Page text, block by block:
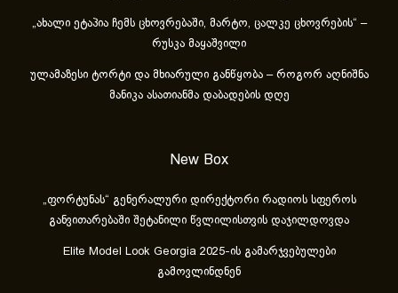
„ახა­ლი ეტა­პია ჩემს ცხოვ­რე­ბა­ში, მარ­ტო, ცალ­კე ცხოვ­რე­ბის“ –
რუსკა მაყაშვილი
ულამაზესი ტორტი და მხიარული განწყობა – როგორ აღნიშნა
მანიკა ასათიანმა დაბადების დღე
New Box
„ფორტუნას“ გენერალური დირექტორი რადიოს სფეროს
განვითარებაში შეტანილი წვლილისთვის დაჯილდოვდა
Elite Model Look Georgia 2025-ის გამარჯვებულები
გამოვლინდნენ